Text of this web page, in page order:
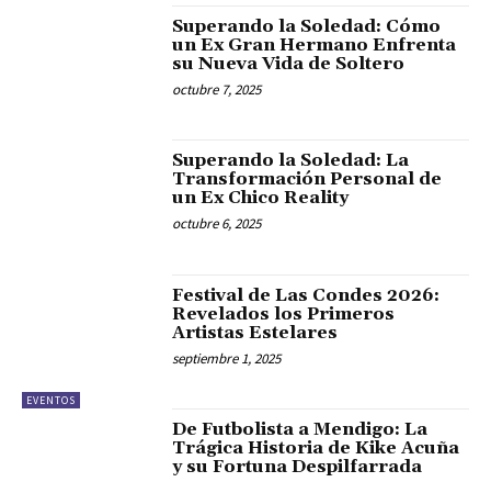
Superando la Soledad: Cómo
un Ex Gran Hermano Enfrenta
su Nueva Vida de Soltero
octubre 7, 2025
Superando la Soledad: La
Transformación Personal de
un Ex Chico Reality
octubre 6, 2025
EVENTOS
Festival de Las Condes 2026:
Revelados los Primeros
Artistas Estelares
septiembre 1, 2025
De Futbolista a Mendigo: La
Trágica Historia de Kike Acuña
y su Fortuna Despilfarrada